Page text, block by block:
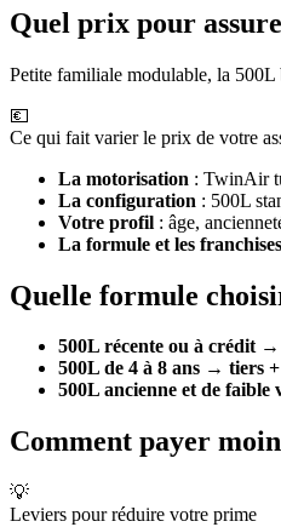
Quel prix pour
Petite familiale modulable, la 500L
💶
Ce qui fait varier le prix de votre
La motorisation : TwinAir
La configuration : 500L
Votre profil : âge,
La formule et les franchises
Quelle formule
500L récente ou à crédit→
500L de 4 à 8 ans → tiers +
500L ancienne et de faible
Comment payer
💡
Leviers pour réduire votre prime